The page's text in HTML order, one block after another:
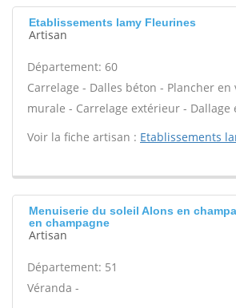
Etablissements lamy Fleurines
Artisan
Département: 60
Carrelage - Dalles béton - Plancher en
murale - Carrelage extérieur - Dallage
Voir la fiche artisan : Etablissements
Menuiserie du soleil Alons en
en champagne
Artisan
Département: 51
Véranda -